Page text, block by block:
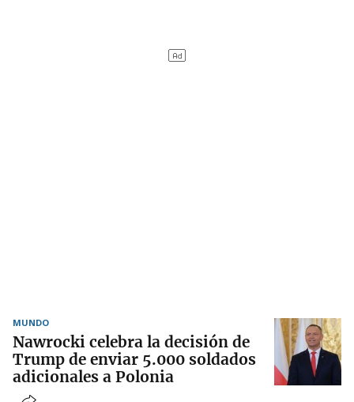
MUNDO
Nawrocki celebra la decisión de
Trump de enviar 5.000 soldados
adicionales a Polonia